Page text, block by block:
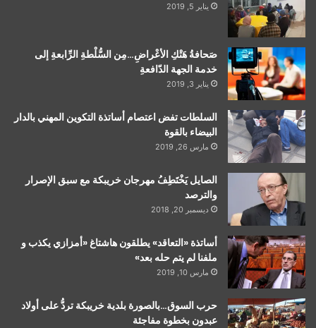
يناير 5, 2019
صَحافةُ هَتْكِ الأعْراضِ…مِن السُّلْطةِ الرِّابعةِ إلى
خدمة الجهة الدّافعةِ
يناير 3, 2019
السلطات تفض اعتصام أساتذة التكوين المهني بالدار
البيضاء بالقوة
مارس 26, 2019
الصايل يَخْتَطِفُ مهرجان خريبكة مع سبق الإصرار
والترصد
ديسمبر 20, 2018
أساتذة «التعاقد» يطلقون هاشتاغ «أمزازي يكذب و
ملفنا لم يتم حله بعد»
مارس 10, 2019
حرب السوق…بالصورة بلدية خريبكة تردُّ على أولاد
عبدون بخطوة مفاجئة